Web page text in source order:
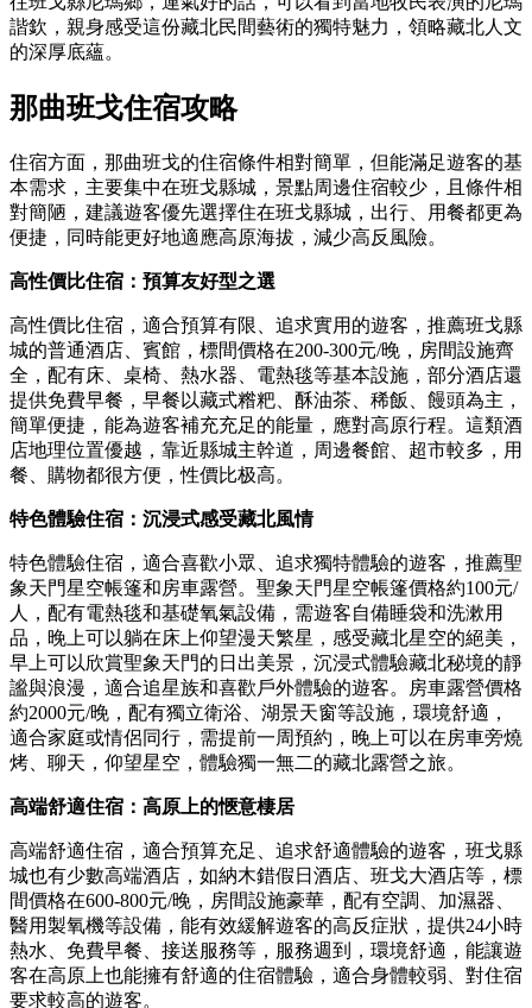
諧欽，親身感受這份藏北民間藝術的獨特魅力，領略藏北人文
的深厚底蘊。
那曲班戈住宿攻略
住宿方面，那曲班戈的住宿條件相對簡單，但能滿足遊客的基
本需求，主要集中在班戈縣城，景點周邊住宿較少，且條件相
對簡陋，建議遊客優先選擇住在班戈縣城，出行、用餐都更為
便捷，同時能更好地適應高原海拔，減少高反風險。
高性價比住宿 ： 預算友好型之選
高性價比住宿，適合預算有限、追求實用的遊客，推薦班戈縣
城的普通酒店、賓館，標間價格在200-300元/晚，房間設施齊
全，配有床、桌椅、熱水器、電熱毯等基本設施，部分酒店還
提供免費早餐，早餐以藏式糌粑、酥油茶、稀飯、饅頭為主，
簡單便捷，能為遊客補充充足的能量，應對高原行程。這類酒
店地理位置優越，靠近縣城主幹道，周邊餐館、超市較多，用
餐、購物都很方便，性價比极高。
特色體驗住宿 ： 沉浸式感受藏北風情
特色體驗住宿，適合喜歡小眾、追求獨特體驗的遊客，推薦聖
象天門星空帳篷和房車露營。聖象天門星空帳篷價格約100元/
人，配有電熱毯和基礎氧氣設備，需遊客自備睡袋和洗漱用
品，晚上可以躺在床上仰望漫天繁星，感受藏北星空的絕美，
早上可以欣賞聖象天門的日出美景，沉浸式體驗藏北秘境的靜
謐與浪漫，適合追星族和喜歡戶外體驗的遊客。房車露營價格
約2000元/晚，配有獨立衛浴、湖景天窗等設施，環境舒適，
適合家庭或情侶同行，需提前一周預約，晚上可以在房車旁燒
烤、聊天，仰望星空，體驗獨一無二的藏北露營之旅。
高端舒適住宿 ： 高原上的愜意棲居
高端舒適住宿，適合預算充足、追求舒適體驗的遊客，班戈縣
城也有少數高端酒店，如納木錯假日酒店、班戈大酒店等，標
間價格在600-800元/晚，房間設施豪華，配有空調、加濕器、
醫用製氧機等設備，能有效緩解遊客的高反症狀，提供24小時
熱水、免費早餐、接送服務等，服務週到，環境舒適，能讓遊
客在高原上也能擁有舒適的住宿體驗，適合身體較弱、對住宿
要求較高的遊客。